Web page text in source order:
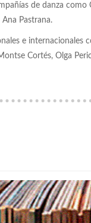
de danza como
Ana Pastrana.
e internacionales
Cortés, Olga